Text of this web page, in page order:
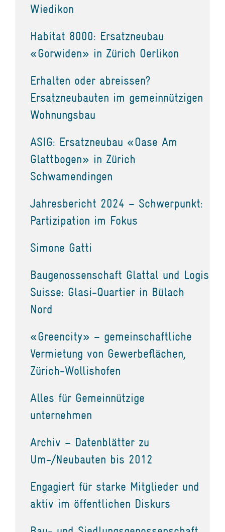
Wiedikon
Habitat 8000: Ersatzneubau
«Gorwiden» in Zürich Oerlikon
Erhalten oder abreissen?
Ersatzneubauten im gemeinnützigen
Wohnungsbau
ASIG: Ersatzneubau «Oase Am
Glattbogen» in Zürich
Schwamendingen
Jahresbericht 2024 – Schwerpunkt:
Partizipation im Fokus
Simone Gatti
Baugenossenschaft Glattal und Logis
Suisse: Glasi-Quartier in Bülach
Nord
«Greencity» – gemeinschaftliche
Vermietung von Gewerbeflächen,
Zürich-Wollishofen
Alles für Gemeinnützige
unternehmen
Archiv – Datenblätter zu
Um-/Neubauten bis 2012
Engagiert für starke Mitglieder und
aktiv im öffentlichen Diskurs